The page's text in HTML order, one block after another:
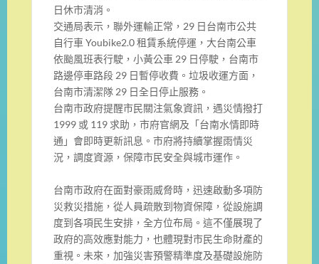
日休市清消。
交通局表示，聯外運輸正常，29 日台南市公共
自行車 Youbike2.0 租賃系統停運，大台南公車
依颱風班表行駛，小黃公車 29 日停駛，台南市
路邊停車路段 29 日暫停收費。垃圾收運方面，
台南市清潔隊 29 日全日停止服務。
台南市政府提醒市民關注氣象資訊，遇災情撥打
1999 或 119 求助，市府官網及「台南水情即時
通」會即時更新訊息。市府將持續掌握雨情災
況，調度資源，保障市民安全與城市運作。
台南市政府在面對豪雨威脅時，迅速啟動多項防
災救災措施，從人員疏散到物資保障，從設施調
度到各項民生安排，全方位布局。這不僅展現了
政府的高效應對能力，也體現對市民生命財產的
重視。未來，加強災害預警精準度及基礎設施防